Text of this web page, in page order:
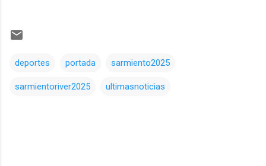
deportes portada sarmiento2025
sarmientoriver2025 ultimasnoticias